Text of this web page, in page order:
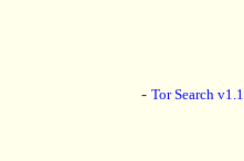
- Tor Search v1.1